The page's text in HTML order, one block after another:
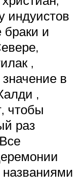
индуистов
и
,
в
,
чтобы
раз